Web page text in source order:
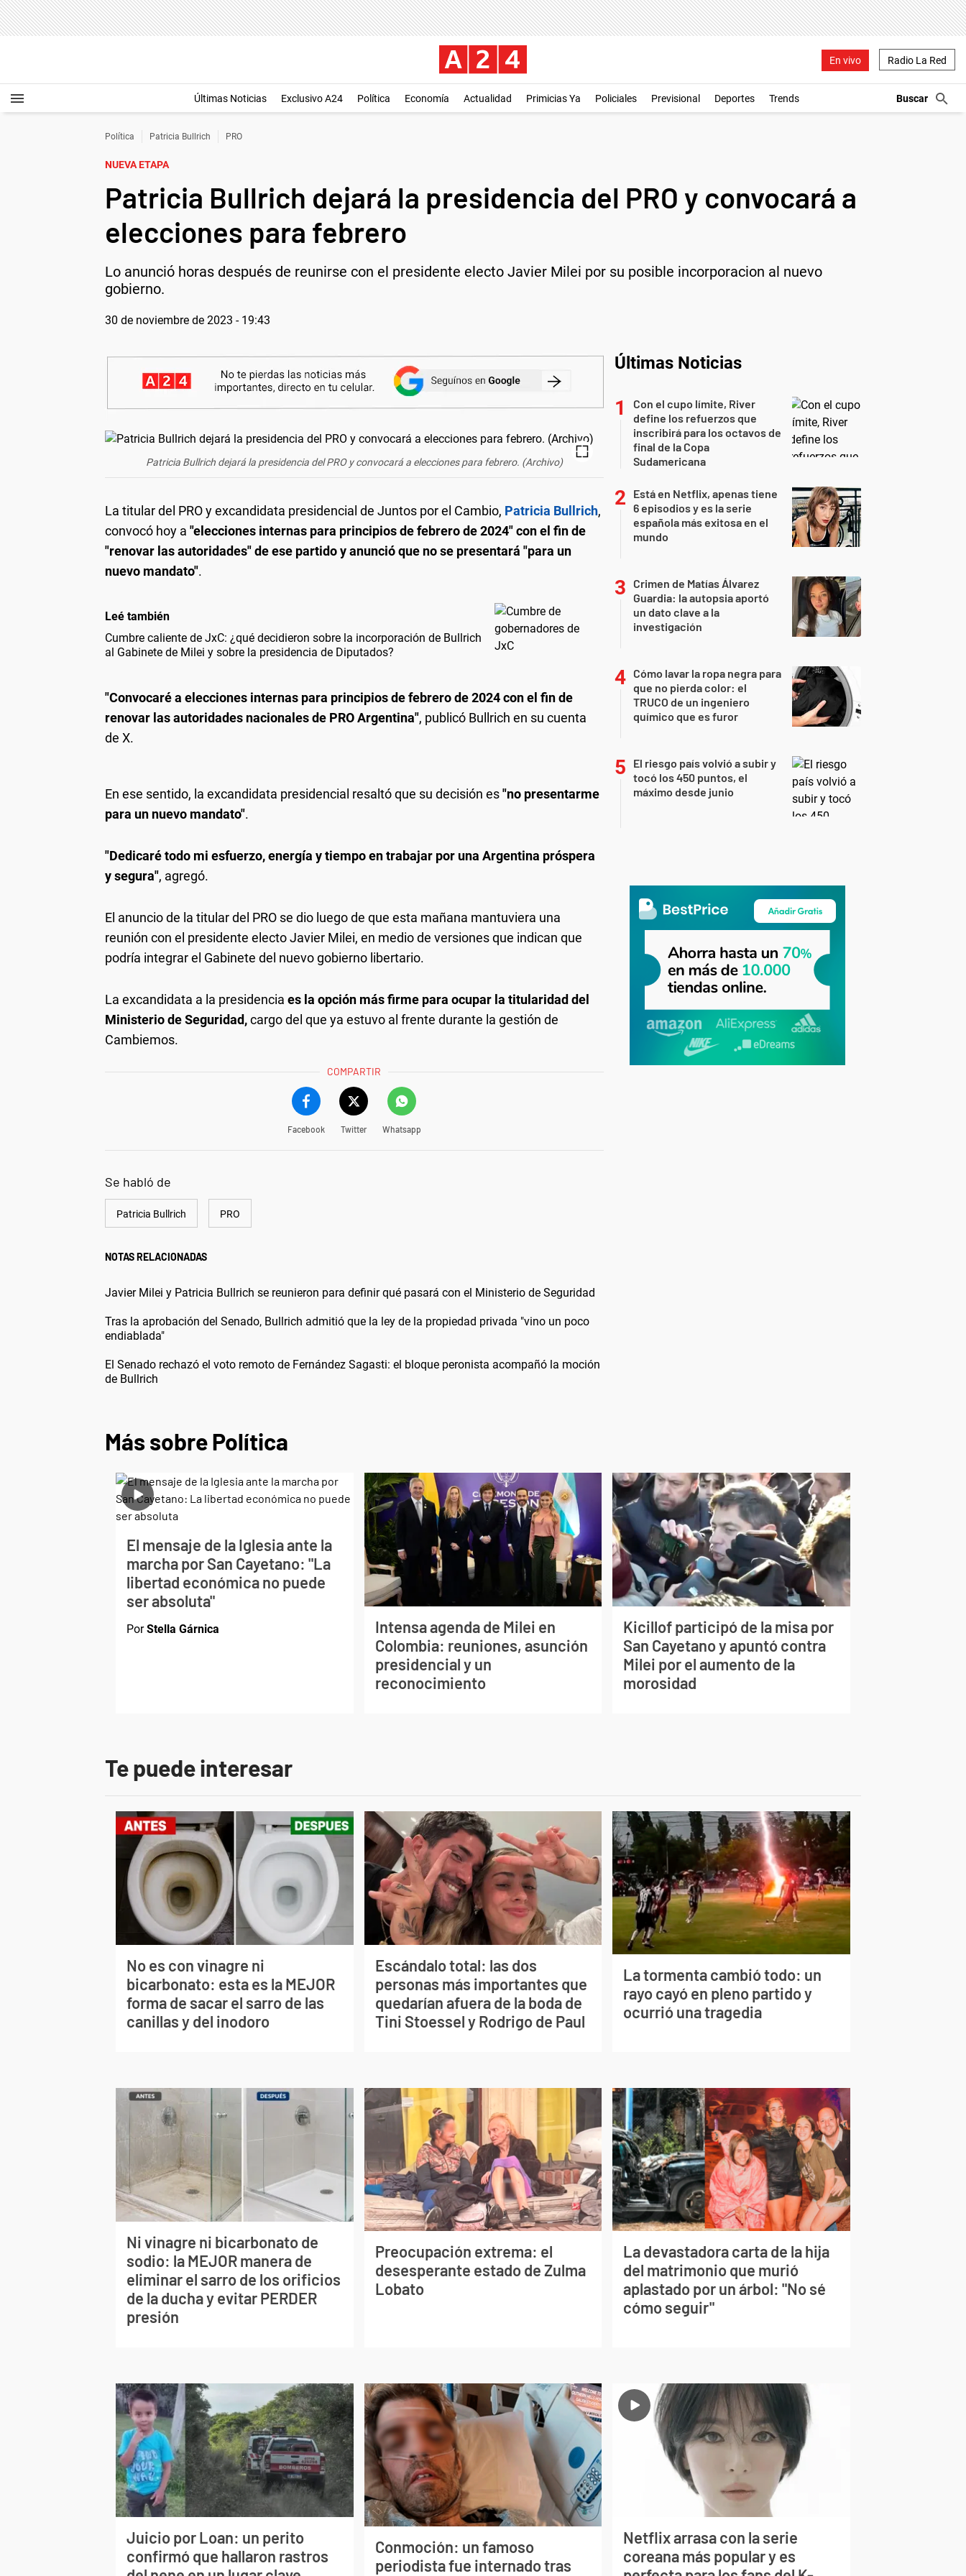
En vivo Radio La Red
Últimas Noticias Exclusivo A24 Política Economía Actualidad Primicias Ya Policiales Previsional Deportes Trends
Política Patricia Bullrich PRO
NUEVA ETAPA
Patricia Bullrich dejará la presidencia del PRO y convocará a
elecciones para febrero
Lo anunció horas después de reunirse con el presidente electo Javier Milei por su posible incorporacion al nuevo
gobierno.
30 de noviembre de 2023 - 19:43
Patricia Bullrich dejará la presidencia del PRO y convocará a elecciones para febrero. (Archivo)
La titular del PRO y excandidata presidencial de Juntos por el Cambio, Patricia Bullrich,
convocó hoy a "elecciones internas para principios de febrero de 2024" con el fin de
"renovar las autoridades" de ese partido y anunció que no se presentará "para un
nuevo mandato".
Leé también
Cumbre caliente de JxC: ¿qué decidieron sobre la incorporación de Bullrich
al Gabinete de Milei y sobre la presidencia de Diputados?
"Convocaré a elecciones internas para principios de febrero de 2024 con el fin de
renovar las autoridades nacionales de PRO Argentina", publicó Bullrich en su cuenta
de X.
En ese sentido, la excandidata presidencial resaltó que su decisión es"no presentarme
para un nuevo mandato".
"Dedicaré todo mi esfuerzo, energía y tiempo en trabajar por una Argentina próspera
y segura", agregó.
El anuncio de la titular del PRO se dio luego de que esta mañana mantuviera una
reunión con el presidente electo Javier Milei, en medio de versiones que indican que
podría integrar el Gabinete del nuevo gobierno libertario.
La excandidata a la presidencia es la opción más firme para ocupar la titularidad del
Ministerio de Seguridad,cargo del que ya estuvo al frente durante la gestión de
Cambiemos.
COMPARTIR
Facebook Twitter Whatsapp
Se habló de
Patricia Bullrich PRO
NOTAS RELACIONADAS
Javier Milei y Patricia Bullrich se reunieron para definir qué pasará con el Ministerio de Seguridad
Tras la aprobación del Senado, Bullrich admitió que la ley de la propiedad privada "vino un poco
endiablada"
El Senado rechazó el voto remoto de Fernández Sagasti: el bloque peronista acompañó la moción
de Bullrich
Últimas Noticias
Con el cupo límite, River
define los refuerzos que
inscribirá para los octavos de
final de la Copa
Sudamericana
Está en Netflix, apenas tiene
6 episodios y es la serie
española más exitosa en el
mundo
Crimen de Matías Álvarez
Guardia: la autopsia aportó
un dato clave a la
investigación
Cómo lavar la ropa negra para
que no pierda color: el
TRUCO de un ingeniero
químico que es furor
El riesgo país volvió a subir y
tocó los 450 puntos, el
máximo desde junio
Más sobre Política
El mensaje de la Iglesia ante la
marcha por San Cayetano: "La
libertad económica no puede
ser absoluta"
PorStella Gárnica
Intensa agenda de Milei en
Colombia: reuniones, asunción
presidencial y un
reconocimiento
Kicillof participó de la misa por
San Cayetano y apuntó contra
Milei por el aumento de la
morosidad
Te puede interesar
No es con vinagre ni
bicarbonato: esta es la MEJOR
forma de sacar el sarro de las
canillas y del inodoro
Escándalo total: las dos
personas más importantes que
quedarían afuera de la boda de
Tini Stoessel y Rodrigo de Paul
La tormenta cambió todo: un
rayo cayó en pleno partido y
ocurrió una tragedia
Ni vinagre ni bicarbonato de
sodio: la MEJOR manera de
eliminar el sarro de los orificios
de la ducha y evitar PERDER
presión
Preocupación extrema: el
desesperante estado de Zulma
Lobato
La devastadora carta de la hija
del matrimonio que murió
aplastado por un árbol: "No sé
cómo seguir"
Juicio por Loan: un perito
confirmó que hallaron rastros
Conmoción: un famoso
periodista fue internado tras
Netflix arrasa con la serie
coreana más popular y es